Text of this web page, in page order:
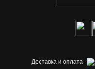
Доставка и оплата